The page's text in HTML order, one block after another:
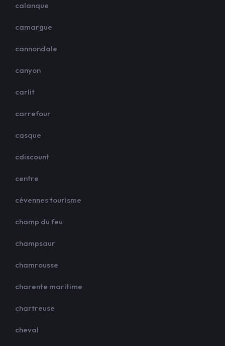
calanque
camargue
cannondale
canyon
carlit
carrefour
casque
cdiscount
centre
cévennes tourisme
champ du feu
champsaur
chamrousse
charente maritime
chartreuse
cheval